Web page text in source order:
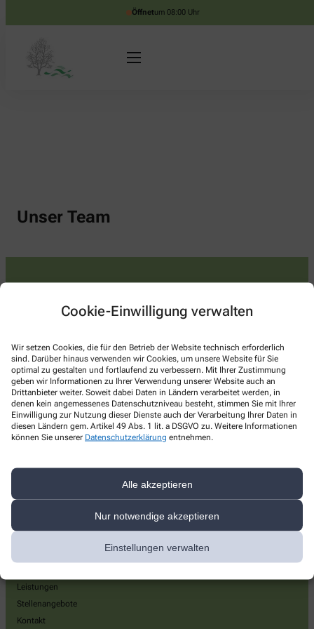
Cookie-Einwilligung verwalten
Wir setzen Cookies, die für den Betrieb der Website technisch erforderlich
sind. Darüber hinaus verwenden wir Cookies, um unsere Website für Sie
optimal zu gestalten und fortlaufend zu verbessern. Mit Ihrer Zustimmung
geben wir Informationen zu Ihrer Verwendung unserer Website auch an
Drittanbieter weiter. Soweit dabei Daten in Ländern verarbeitet werden, in
denen kein angemessenes Datenschutzniveau besteht, stimmen Sie mit Ihrer
Einwilligung zur Nutzung dieser Dienste auch der Verarbeitung Ihrer Daten in
diesen Ländern gem. Artikel 49 Abs. 1 lit. a DSGVO zu. Weitere Informationen
können Sie unserer Datenschutzerklärung entnehmen.
Alle akzeptieren
Nur notwendige akzeptieren
Einstellungen verwalten
Öffnetum 08:00 Uhr
Unser Team
St. Quirin-Apotheke
Ubostraße 65, 81245 München
+49-89/8 63 25 76
+49-89/86 39 97 79
+49-8986399779
Über uns
Leistungen
Stellenangebote
Kontakt